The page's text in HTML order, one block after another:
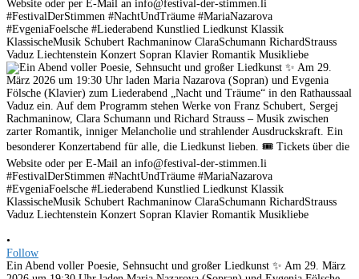
•
Follow
Ein Abend voller Poesie, Sehnsucht und großer Liedkunst ✨ Am 29. März